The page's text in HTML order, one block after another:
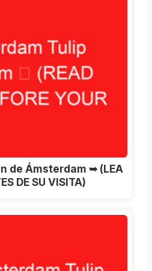
de Ámsterdam ➥ (LEA
DE SU VISITA)